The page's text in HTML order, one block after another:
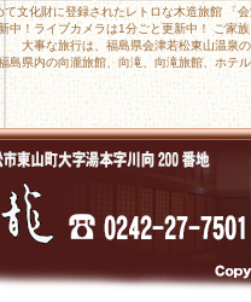
て文化財に登録されたレトロな木造旅館
中！ライブカメラは1分ごと更新中！ ご家
大事な旅行は、福島県会津若松東山温泉
島県内の向瀧旅館、向滝、向滝旅館、ホテ